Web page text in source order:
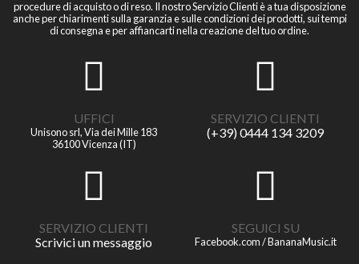
procedure di acquisto o di reso. Il nostro Servizio Clienti è a tua disposizione
anche per chiarimenti sulla garanzia e sulle condizioni dei prodotti, sui tempi
di consegna e per affiancarti nella creazione del tuo ordine.
UFFICI
Unisono srl, Via dei Mille 183
36100 Vicenza (IT)
SERVIZIO CLIENTI
(+39) 0444 134 3209
SERVIZIO CLIENTI
Scrivici un messaggio
SEGUICI SU
Facebook.com / BananaMusic.it